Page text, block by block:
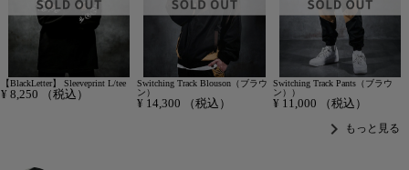
【BlackLetter】 Sleeveprint L/tee
¥ 8,250 （税込）
Switching Track Blouson（ブラウ
ン）
¥ 14,300 （税込）
Switching Track Pants（ブラウ
ン））
¥ 11,000 （税込）
chevron_right もっと見る